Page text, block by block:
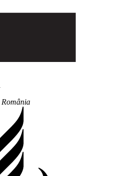
România